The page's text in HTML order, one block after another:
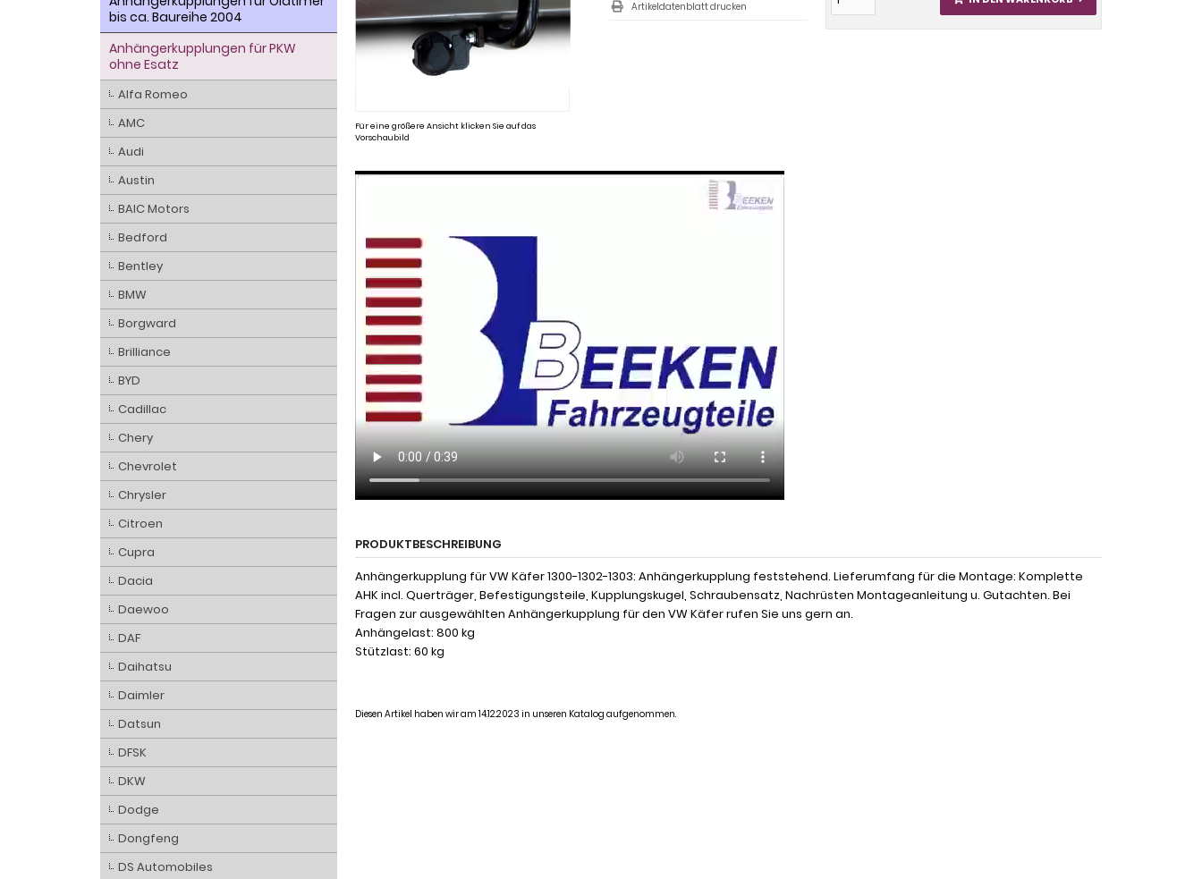
Für eine größere Ansicht klicken Sie auf das
Vorschaubild
Artikeldatenblatt drucken
PRODUKTBESCHREIBUNG
Anhängerkupplung für VW Käfer 1300-1302-1303: Anhängerkupplung feststehend. Lieferumfang für die Montage: Komplette
AHK incl. Querträger, Befestigungsteile, Kupplungskugel, Schraubensatz, Nachrüsten Montageanleitung u. Gutachten. Bei
Fragen zur ausgewählten Anhängerkupplung für den VW Käfer rufen Sie uns gern an.
Anhängelast: 800 kg
Stützlast: 60 kg
Diesen Artikel haben wir am 14.12.2023 in unseren Katalog aufgenommen.
bis ca. Baureihe 2004
Anhängerkupplungen für PKW
ohne Esatz
Alfa Romeo
AMC
Audi
Austin
BAIC Motors
Bedford
Bentley
BMW
Borgward
Brilliance
BYD
Cadillac
Chery
Chevrolet
Chrysler
Citroen
Cupra
Dacia
Daewoo
DAF
Daihatsu
Daimler
Datsun
DFSK
DKW
Dodge
Dongfeng
DS Automobiles